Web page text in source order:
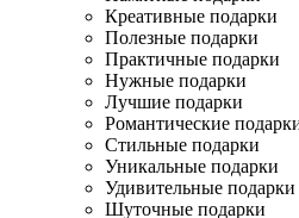
Креативные подарки
Полезные подарки
Практичные подарки
Нужные подарки
Лучшие подарки
Романтические
Стильные подарки
Уникальные подарки
Удивительные подарки
Шуточные подарки